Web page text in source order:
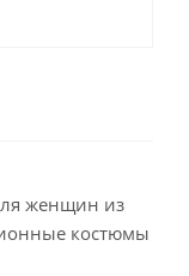
женщин из
костюмы